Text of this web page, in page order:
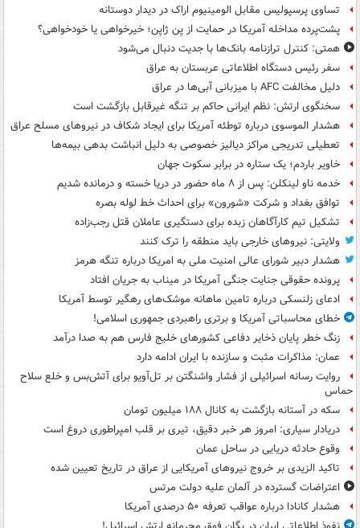
تساوی پرسپولیس مقابل الومینیوم اراک در دیدار دوستانه
پشت‌پرده مداخله آمریکا در حمایت از یِن ژاپن؛ خیرخواهی یا خودخواهی؟
همتی: کنترل ترازنامه بانک‌ها با جدیت دنبال می‌شود
سفر رئیس دستگاه اطلاعاتی عربستان به عراق
دلیل مخالفت AFC با میزبانی آبی‌ها در عراق
سخنگوی ارتش: نظم ایرانی حاکم بر تنگه غیرقابل بازگشت است
هشدار الموسوی درباره توطئه آمریکا برای ایجاد شکاف در نیروهای مسلح عراق
تعطیلی تدریجی مراکز دیالیز خصوصی به دلیل انباشت بدهی بیمه‌ها
خاویر باردم؛ یک ستاره در برابر سکوت جهان
خدمه ناو لینکلن: پس از ۸ ماه حضور در دریا خسته و درمانده‌ شدیم
توافق بغداد و شرکت «شورون» برای احداث خط لوله بصره
تشکیل تیم کارآگاهان زبده برای دستگیری عاملان قتل رجب‌زاده
ولایتی: نیروهای خارجی باید منطقه را ترک کنند
هشدار دبیر شورای عالی امنیت ملی به امریکا درباره تنگه هرمز
پرونده حقوقی جنایت جنگی آمریکا در میناب به جریان افتاد
ادعای زلنسکی درباره تامین ماهانه موشک‌های رهگیر توسط آمریکا
خطای محاسباتی آمریکا و برتری راهبردی جمهوری اسلامی!
زنگ خطر پایان ذخایر دفاعی کشورهای خلیج فارس هم به صدا درآمد
عمان: مذاکرات مثبت و سازنده با ایران ادامه دارد
روایت رسانه اسرائیلی از فشار واشنگتن بر تل‌آویو برای آتش‌بس و خلع سلاح
حماس
سکه در آستانه بازگشت به کانال ۱۸۸ میلیون تومان
دریادار سیاری: امروز هر خبر دقیق، تیری بر قلب امپراطوری دروغ است
وقوع حادثه دریایی در ساحل عمان
تاکید الزیدی بر خروج نیروهای آمریکایی از عراق در تاریخ تعیین شده
اعتراضات گسترده در آلمان علیه دولت مرتس
هشدار کانادا درباره عواقب تعرفه ۵۰ درصدی آمریکا